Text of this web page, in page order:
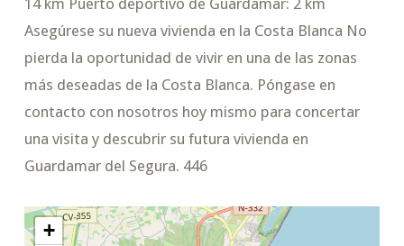
14 km Puerto deportivo de Guardamar: 2 km
Asegúrese su nueva vivienda en la Costa Blanca No
pierda la oportunidad de vivir en una de las zonas
más deseadas de la Costa Blanca. Póngase en
contacto con nosotros hoy mismo para concertar
una visita y descubrir su futura vivienda en
Guardamar del Segura. 446
+